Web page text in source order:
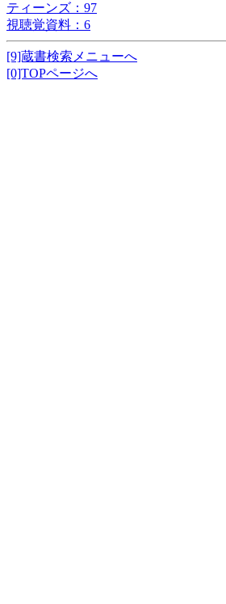
ティーンズ：97
視聴覚資料：6
[9]蔵書検索メニューへ
[0]TOPページへ